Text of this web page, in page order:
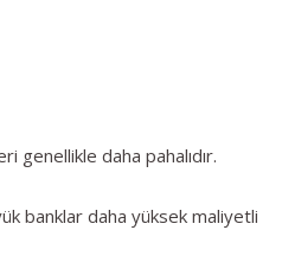
genellikle daha pahalıdır.
banklar daha yüksek maliyetli